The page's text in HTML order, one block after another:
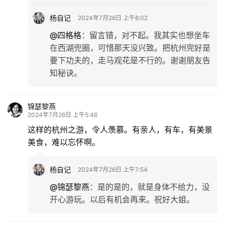
杨自记 2024年7月26日 上午8:02
@四格格： 留言错，对不起。我其实也想坐车
在西湖兜圈，可惜那天没兴致。把杭州完好是
要下功夫的，走马观花是不行的。谢谢朋友告
知秘诀。
锦瑟黎燕
2024年7月26日 上午5:46
这样的杭州之游，令人羡慕。有亲人，有车，有美景
美食，难以忘怀啊。
杨自记 2024年7月26日 上午7:54
@锦瑟黎燕： 是的是的，就是身体不给力，没
开心游玩。以后有机会再来。祝好大姐。